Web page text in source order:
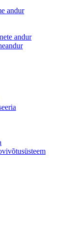
andur
andur